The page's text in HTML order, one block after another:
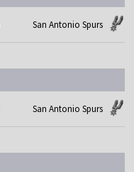
San Antonio Spurs
San Antonio Spurs